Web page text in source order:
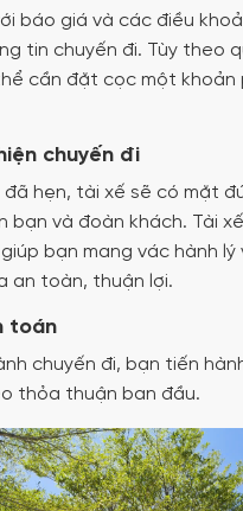
báo giá và các điều
tin chuyến đi. Tùy theo
cần đặt cọc một khoản
chuyến đi
đã hẹn, tài xế sẽ có mặt
bạn và đoàn khách. Tài
bạn mang vác hành
an toàn, thuận lợi.
toán
chuyến đi, bạn tiến
thỏa thuận ban đầu.